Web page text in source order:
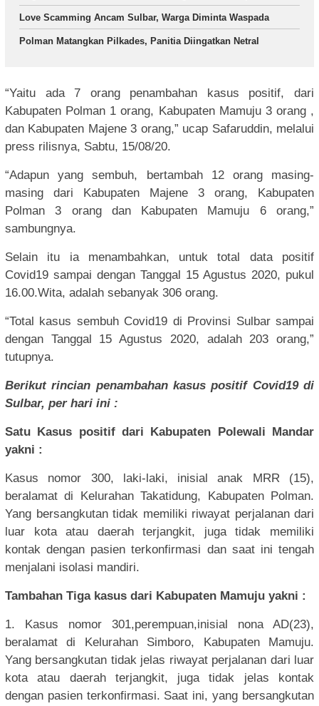
Love Scamming Ancam Sulbar, Warga Diminta Waspada
Polman Matangkan Pilkades, Panitia Diingatkan Netral
“Yaitu ada 7 orang penambahan kasus positif, dari
Kabupaten Polman 1 orang, Kabupaten Mamuju 3 orang ,
dan Kabupaten Majene 3 orang,” ucap Safaruddin, melalui
press rilisnya, Sabtu, 15/08/20.
“Adapun yang sembuh, bertambah 12 orang masing-
masing dari Kabupaten Majene 3 orang, Kabupaten
Polman 3 orang dan Kabupaten Mamuju 6 orang,”
sambungnya.
Selain itu ia menambahkan, untuk total data positif
Covid19 sampai dengan Tanggal 15 Agustus 2020, pukul
16.00.Wita, adalah sebanyak 306 orang.
“Total kasus sembuh Covid19 di Provinsi Sulbar sampai
dengan Tanggal 15 Agustus 2020, adalah 203 orang,”
tutupnya.
Berikut rincian penambahan kasus positif Covid19 di
Sulbar, per hari ini :
Satu Kasus positif dari Kabupaten Polewali Mandar
yakni :
Kasus nomor 300, laki-laki, inisial anak MRR (15),
beralamat di Kelurahan Takatidung, Kabupaten Polman.
Yang bersangkutan tidak memiliki riwayat perjalanan dari
luar kota atau daerah terjangkit, juga tidak memiliki
kontak dengan pasien terkonfirmasi dan saat ini tengah
menjalani isolasi mandiri.
Tambahan Tiga kasus dari Kabupaten Mamuju yakni :
1. Kasus nomor 301,perempuan,inisial nona AD(23),
beralamat di Kelurahan Simboro, Kabupaten Mamuju.
Yang bersangkutan tidak jelas riwayat perjalanan dari luar
kota atau daerah terjangkit, juga tidak jelas kontak
dengan pasien terkonfirmasi. Saat ini, yang bersangkutan